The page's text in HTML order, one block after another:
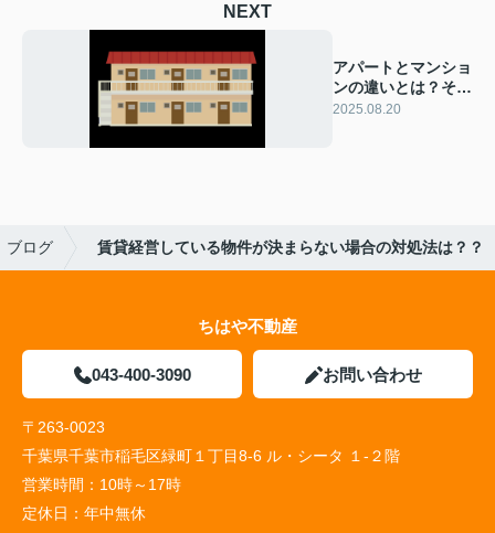
NEXT
アパートとマンショ
ンの違いとは？それ
ぞれの特徴をご紹介
2025.08.20
ブログ 賃貸経営している物件が決まらない場合の対処法は？？
ちはや不動産
043-400-3090 お問い合わせ
〒263-0023
千葉県千葉市稲毛区緑町１丁目8-6 ル・シータ １-２階
営業時間： 10時～17時
定休日： 年中無休